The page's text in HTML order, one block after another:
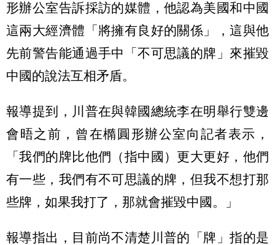
形辦公室告訴採訪的媒體，他認為美國和中國
這兩大經濟體「將擁有良好的關係」，這與他
先前警告能通過手中「不可思議的牌」來摧毀
中國的說法互相矛盾。
報導提到，川普在與韓國總統李在明舉行雙邊
會晤之前，曾在橢圓形辦公室向記者表示，
「我們的牌比他們（指中國）更大更好，他們
有一些，我們有不可思議的牌，但我不想打那
些牌，如果我打了，那就會摧毀中國。」
報導指出，目前尚不清楚川普的「牌」指的是